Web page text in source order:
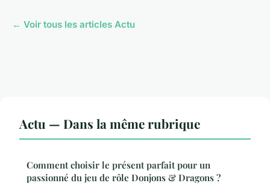
← Voir tous les articles Actu
Actu — Dans la même rubrique
Comment choisir le présent parfait pour un
passionné du jeu de rôle Donjons & Dragons ?